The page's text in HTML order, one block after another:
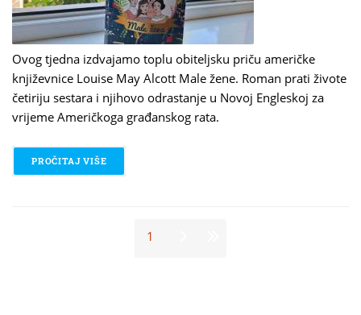
Ovog tjedna izdvajamo toplu obiteljsku priču američke
književnice Louise May Alcott Male žene. Roman prati živote
četiriju sestara i njihovo odrastanje u Novoj Engleskoj za
vrijeme Američkoga građanskog rata.
PROČITAJ VIŠE
1